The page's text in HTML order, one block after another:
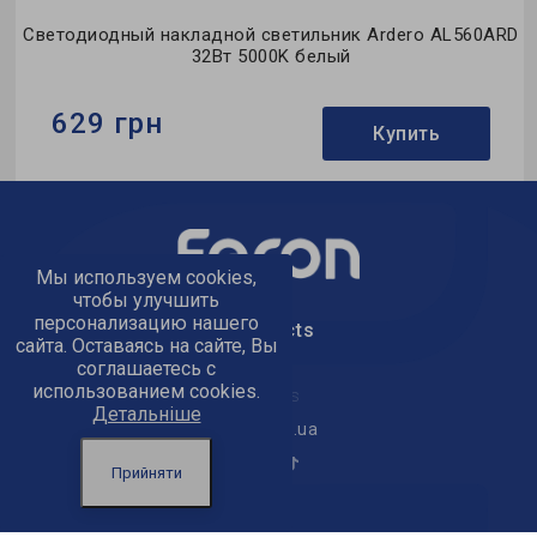
Светодиодный накладной светильник Ardero AL560ARD
32Вт 5000K белый
629 грн Купить
Тип светильника:накладной
Тип источника света:LED
text_kontacts
text_golov_ofis
office@feron.ua
Мы используем cookies,
чтобы улучшить
персонализацию нашего
сайта. Оставаясь на сайте, Вы
соглашаетесь с
использованием cookies.
Детальніше
Прийняти